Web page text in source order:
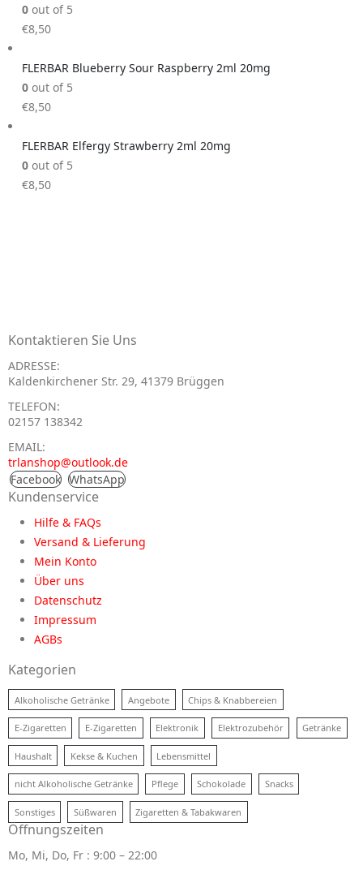
0 out of 5
€8,50
FLERBAR Blueberry Sour Raspberry 2ml 20mg
0 out of 5
€8,50
FLERBAR Elfergy Strawberry 2ml 20mg
0 out of 5
€8,50
Kontaktieren Sie Uns
ADRESSE:
Kaldenkirchener Str. 29, 41379 Brüggen
TELEFON:
02157 138342
EMAIL:
trlanshop@outlook.de
Facebook WhatsApp
Kundenservice
Hilfe & FAQs
Versand & Lieferung
Mein Konto
Über uns
Datenschutz
Impressum
AGBs
Kategorien
Alkoholische Getränke Angebote Chips & Knabbereien
E-Zigaretten E-Zigaretten Elektronik Elektrozubehör Getränke
Haushalt Kekse & Kuchen Lebensmittel
nicht Alkoholische Getränke Pflege Schokolade Snacks
Sonstiges Süßwaren Zigaretten & Tabakwaren
Öffnungszeiten
Mo, Mi, Do, Fr : 9:00 – 22:00